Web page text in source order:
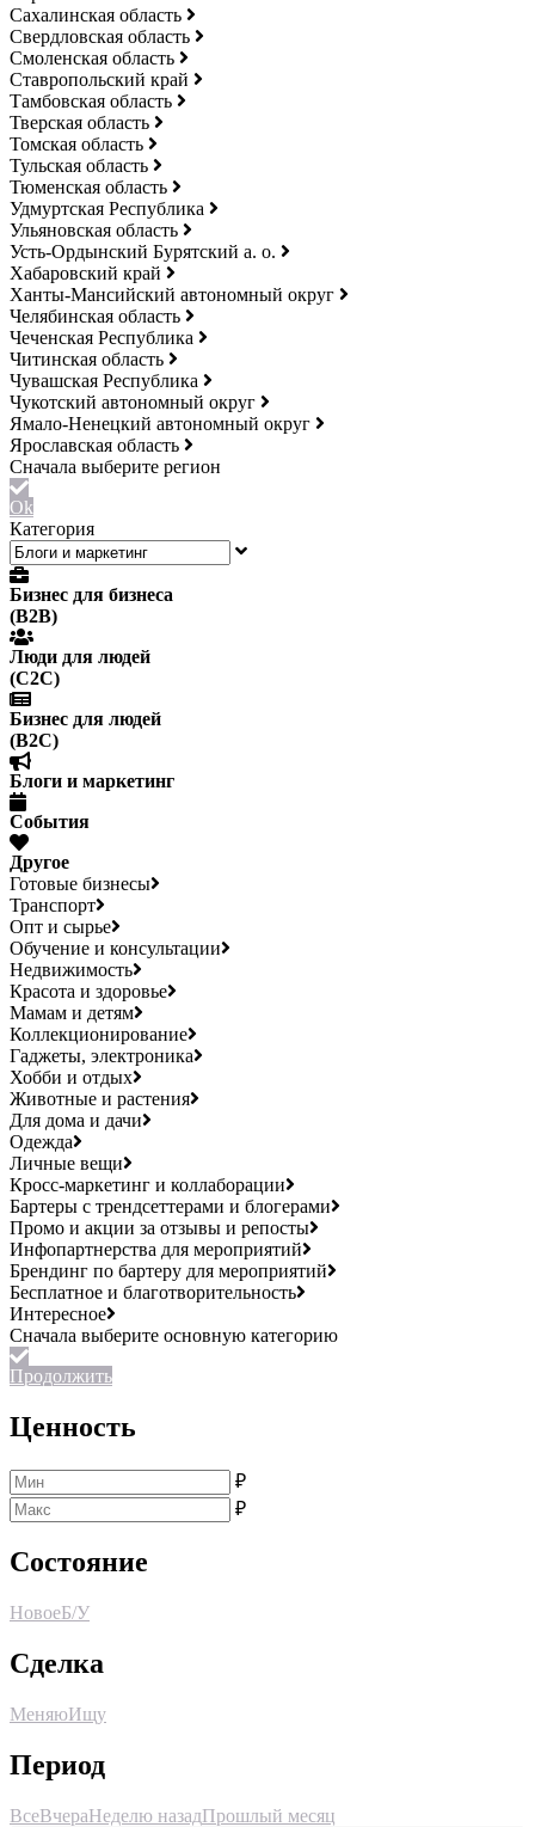
Сахалинская область
Свердловская область
Смоленская область
Ставропольский край
Тамбовская область
Тверская область
Томская область
Тульская область
Тюменская область
Удмуртская Республика
Ульяновская область
Усть-Ордынский Бурятский а. о.
Хабаровский край
Ханты-Мансийский автономный округ
Челябинская область
Чеченская Республика
Читинская область
Чувашская Республика
Чукотский автономный округ
Ямало-Ненецкий автономный округ
Ярославская область
Ok
Категория
Бизнес для бизнеса
(B2B)
Люди для людей
(С2С)
Бизнес для людей
(B2C)
Блоги и маркетинг
События
Другое
Готовые бизнесы
Транспорт
Опт и сырье
Обучение и консультации
Недвижимость
Красота и здоровье
Мамам и детям
Коллекционирование
Гаджеты, электроника
Хобби и отдых
Животные и растения
Для дома и дачи
Одежда
Личные вещи
Кросс-маркетинг и коллаборации
Бартеры с трендсеттерами и блогерами
Промо и акции за отзывы и репосты
Инфопартнерства для мероприятий
Брендинг по бартеру для мероприятий
Бесплатное и благотворительность
Интересное
Продолжить
Ценность
₽
₽
Состояние
НовоеБ/У
Сделка
МеняюИщу
Период
ВсеВчераНеделю назадПрошлый месяц